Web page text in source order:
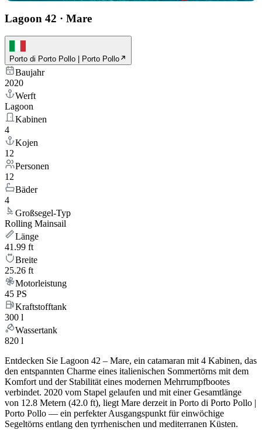
Lagoon 42 · Mare
Porto di Porto Pollo | Porto Pollo
Baujahr
2020
Werft
Lagoon
Kabinen
4
Kojen
12
Personen
12
Bäder
4
Großsegel-Typ
Rolling Mainsail
Länge
41.99 ft
Breite
25.26 ft
Motorleistung
45 PS
Kraftstofftank
300 l
Wassertank
820 l
Entdecken Sie Lagoon 42 – Mare, ein catamaran mit 4 Kabinen, das
den entspannten Charme eines italienischen Sommertörns mit dem
Komfort und der Stabilität eines modernen Mehrrumpfbootes
verbindet. 2020 vom Stapel gelaufen und mit einer Gesamtlänge
von 12.8 Metern (42.0 ft), liegt Mare derzeit in Porto di Porto Pollo |
Porto Pollo — ein perfekter Ausgangspunkt für einwöchige
Segeltörns entlang den tyrrhenischen und mediterranen Küsten.